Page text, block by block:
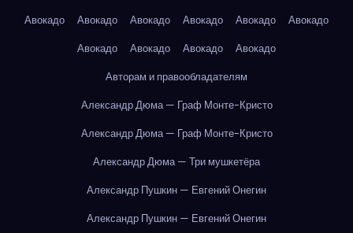
Авокадо
Авокадо Авокадо Авокадо Авокадо
Авокадо
Авокадо
Авокадо Авокадо
Авокадо
Авторам и правообладателям
Александр Дюма — Граф Монте-Кристо
Александр Дюма — Граф Монте-Кристо
Александр Дюма — Три мушкетёра
Александр Пушкин — Евгений Онегин
Александр Пушкин — Евгений Онегин